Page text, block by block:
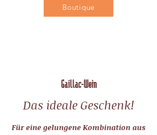
Boutique
Gaillac-Wein
Das ideale Geschenk!
Für eine gelungene Kombination aus